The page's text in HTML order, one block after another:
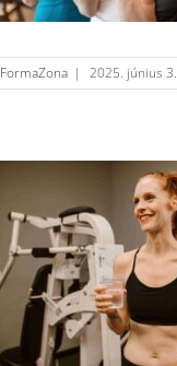
FormaZona | 2025. június 3.